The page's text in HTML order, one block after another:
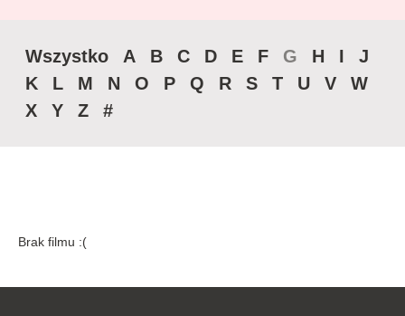
Wszystko A B C D E F G H I
J
K
L M N O P Q R S T U V
W
X
Y Z #
Brak filmu :(